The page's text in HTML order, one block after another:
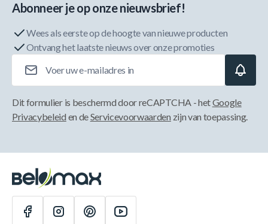
Abonneer je op onze nieuwsbrief!
Wees als eerste op de hoogte van nieuwe producten
Ontvang het laatste nieuws over onze promoties
Dit formulier is beschermd door reCAPTCHA - hetGoogle
Privacybeleid en deServicevoorwaarden zijn van toepassing.